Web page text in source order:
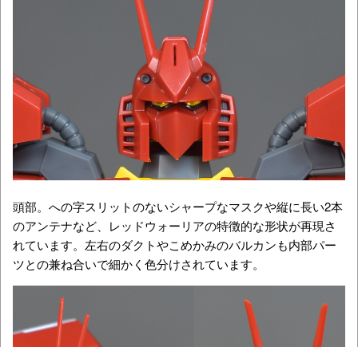
頭部。への字スリットのないシャープなマスクや縦に長い2本
のアンテナなど、レッドウォーリアの特徴的な形状が再現さ
れています。左右のダクトやこめかみのバルカンも内部パー
ツとの兼ね合いで細かく色分けされています。